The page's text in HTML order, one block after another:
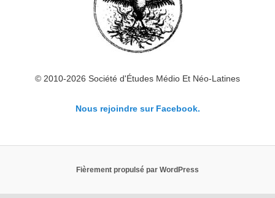
© 2010-2026 Société d'Études Médio Et Néo-Latines
Nous rejoindre sur Facebook.
Fièrement propulsé par WordPress